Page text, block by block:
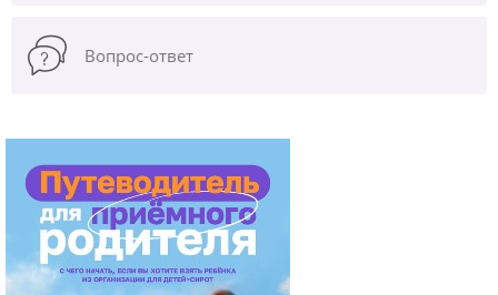
Вопрос-ответ